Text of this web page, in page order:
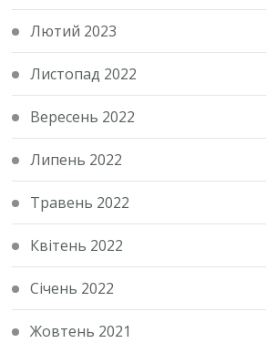
Лютий 2023
Листопад 2022
Вересень 2022
Липень 2022
Травень 2022
Квітень 2022
Січень 2022
Жовтень 2021